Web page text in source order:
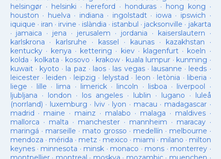
helsingør· helsinki · hereford · honduras· hong kong ·
houston · huelva · indiana · ingolstadt· iowa · ipswich ·
iquique · iran · irvine · islàndia · istanbul · jacksonville · jakarta
· jamaica · jena · jerusalem · jordania · kaiserslautern ·
karlskrona · karlsruhe · kassel · kaunas· kazakhstan ·
kentucky· kenya · kettering · kiev· klagenfurt · koeln ·
kolda · kolkata · kosovo · krakow· kuala lumpur · kunming ·
kuwait· kyoto · la paz · laos· las vegas· lausanne · leeds ·
leicester· leiden · leipzig · lelystad · leon · letònia · liberia ·
liege · lille · lima · limerick· lincoln · lisboa · liverpool ·
ljubljana · london · los angeles· lublin · lugano · luleå
(norrland) · luxemburg · lviv · lyon · macau · madagascar·
madrid · maine · mainz · malabo · malaga · maldives·
mallorca · malta · manchester· mannheim · maracay·
maringá · marseille · mato grosso · medellín · melbourne ·
mendoza · mérida · metz · mexico · miami · milano · milton
keynes· minnesota · minsk · monaco · mons · monterrey ·